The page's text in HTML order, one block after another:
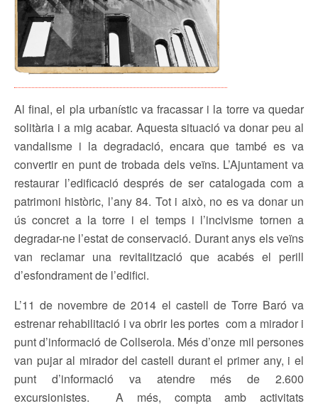
Al final, el pla urbanístic va fracassar i la torre va quedar
solitària i a mig acabar. Aquesta situació va donar peu al
vandalisme i la degradació, encara que també es va
convertir en punt de trobada dels veïns. L’Ajuntament va
restaurar l’edificació després de ser catalogada com a
patrimoni històric, l’any 84. Tot i això, no es va donar un
ús concret a la torre i el temps i l’incivisme tornen a
degradar-ne l’estat de conservació. Durant anys els veïns
van reclamar una revitalització que acabés el perill
d’esfondrament de l’edifici.
L’11 de novembre de 2014 el castell de Torre Baró va
estrenar rehabilitació i va obrir les portes com a mirador i
punt d’informació de Collserola. Més d’onze mil persones
van pujar al mirador del castell durant el primer any, i el
punt d’informació va atendre més de 2.600
excursionistes. A més, compta amb activitats